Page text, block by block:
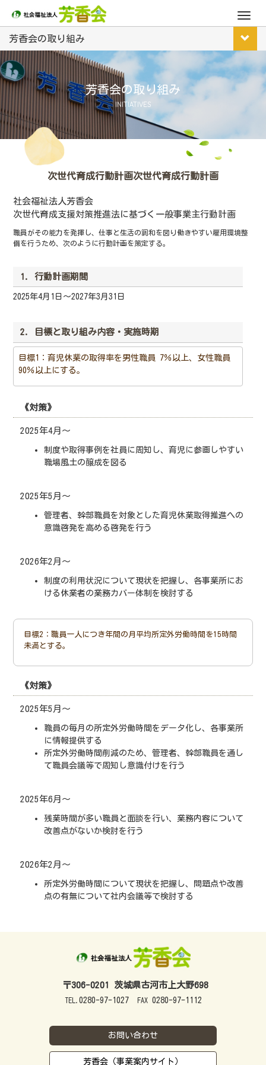
M
e
u
芳香会の取り組み
芳香会の取り組み
INITIATIVES
次世代育成行動計画次世代育成行動計画
社会福祉法人芳香会
次世代育成支援対策推進法に基づく一般事業主行動計画
職員がその能力を発揮し、仕事と生活の調和を図り働きやすい雇用環境整
備を行うため、次のように行動計画を策定する。
1. 行動計画期間
2025年4月1日～2027年3月31日
2. 目標と取り組み内容・実施時期
目標1：育児休業の取得率を男性職員 7％以上、女性職員
90％以上にする。
《対策》
2025年4月～
制度や取得事例を社員に周知し、育児に参画しやすい
職場風土の醸成を図る
2025年5月～
管理者、幹部職員を対象とした育児休業取得推進への
意識啓発を高める啓発を行う
2026年2月～
制度の利用状況について現状を把握し、各事業所にお
ける休業者の業務カバー体制を検討する
目標2：職員一人につき年間の月平均所定外労働時間を15時間
未満とする。
《対策》
2025年5月～
職員の毎月の所定外労働時間をデータ化し、各事業所
に情報提供する
所定外労働時間削減のため、管理者、幹部職員を通し
て職員会議等で周知し意識付けを行う
2025年6月～
残業時間が多い職員と面談を行い、業務内容について
改善点がないか検討を行う
2026年2月～
所定外労働時間について現状を把握し、問題点や改善
点の有無について社内会議等で検討する
〒306-0201 茨城県古河市上大野698
TEL. 0280-97-1027 FAX0280-97-1112
お問い合わせ
芳香会（事業案内サイト）